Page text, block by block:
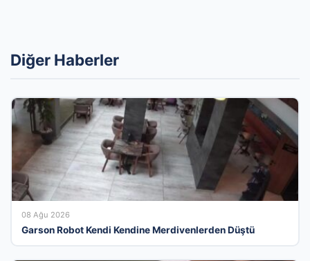
Diğer Haberler
08 Ağu 2026
Garson Robot Kendi Kendine Merdivenlerden Düştü